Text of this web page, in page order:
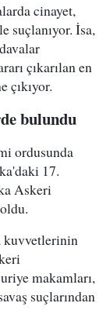
cinayet,
suçlanıyor. İsa,
çıkarılan en
çıkıyor.
bulundu
ordusunda
17.
Askeri
kuvvetlerinin
makamları,
suçlarından